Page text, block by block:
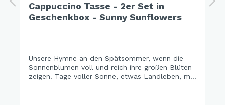
Cappuccino Tasse - 2er Set in
Geschenkbox - Sunny Sunflowers
Unsere Hymne an den Spätsommer, wenn die
Sonnenblumen voll und reich ihre großen Blüten
zeigen. Tage voller Sonne, etwas Landleben, mit